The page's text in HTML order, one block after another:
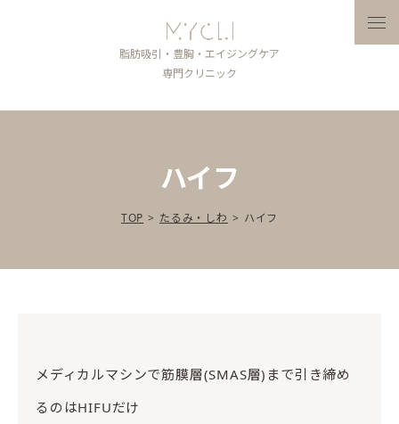
脂肪吸引・豊胸・エイジングケア
専門クリニック
メ
ハイフ
TOP > たるみ・しわ > ハイフ
メディカルマシンで筋膜層(SMAS層)まで引き締め
るのはHIFUだけ